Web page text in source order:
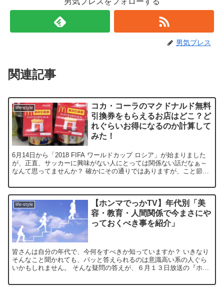
男気プレス
関連記事
life-style
コカ・コーラのマクドナルド無料
引換券をもらえるお店はどこ？ど
れぐらいお得になるのか計算して
みた！
6月14日から「2018 FIFA ワールドカップ ロシア」が始まりました
が、正直、サッカーに興味がない人にとっては関係ない話だなぁ～
なんて思ってませんか？ 確かにその通りではありますが、こと節約
life-style
【ホンマでっかTV】年代別「美
容・教育・人間関係で今まさにや
っておくべき事を紹介」
皆さんは自分の年代で、今何をすべきか知っていますか？ いきなり
そんなこと聞かれても、パッと答えられるのは意識高い系の人ぐら
いかもしれません。 そんな疑問の答えが、６月１３日放送の『ホン